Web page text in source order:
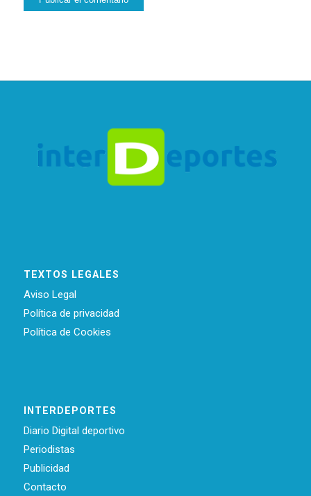
TEXTOS LEGALES
Aviso Legal
Política de privacidad
Política de Cookies
INTERDEPORTES
Diario Digital deportivo
Periodistas
Publicidad
Contacto